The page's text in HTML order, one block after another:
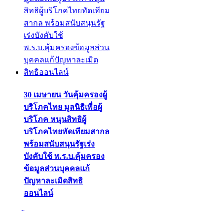
30 เมษายน วันคุ้มครองผู้
บริโภคไทย มูลนิธิเพื่อผู้
บริโภค หนุนสิทธิผู้
บริโภคไทยทัดเทียมสากล
พร้อมสนับสนุนรัฐเร่ง
บังคับใช้ พ.ร.บ.คุ้มครอง
ข้อมูลส่วนบุคคลแก้
ปัญหาละเมิดสิทธิ
ออนไลน์